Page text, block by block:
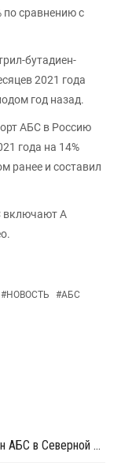
по сравнению с
бутадиен-
2021 года
год назад.
АБС в Россию
года на 14%
ранее и составил
включают A
#НОВОСТЬ #АБС
Sabic объявила о повышении июльских цен АБС в Северной Америке